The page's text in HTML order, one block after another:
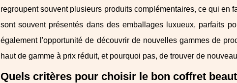
regroupent souvent plusieurs produits complémentaires, ce qui en
sont souvent présentés dans des emballages luxueux, parfaits
également l'opportunité de découvrir de nouvelles gammes de
haut de gamme à prix réduit, et pourquoi pas, de trouver de
Quels critères pour choisir le bon coffret